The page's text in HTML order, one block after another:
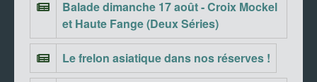
Balade dimanche 17 août - Croix Mockel
et Haute Fange (Deux Séries)
Le frelon asiatique dans nos réserves !